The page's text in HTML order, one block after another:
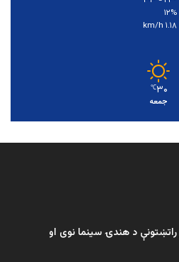
۱۲%
۱.۱۸ km/h
۳۰℃
جمعه
د هندۍ سینما نوی او